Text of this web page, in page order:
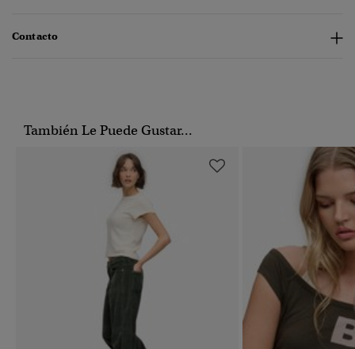
Contacto
También Le Puede Gustar...